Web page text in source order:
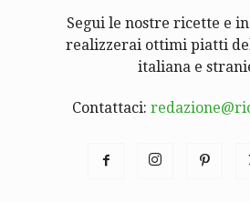
Segui le nostre ricette e
realizzerai ottimi piatti
italiana e
Contattaci: